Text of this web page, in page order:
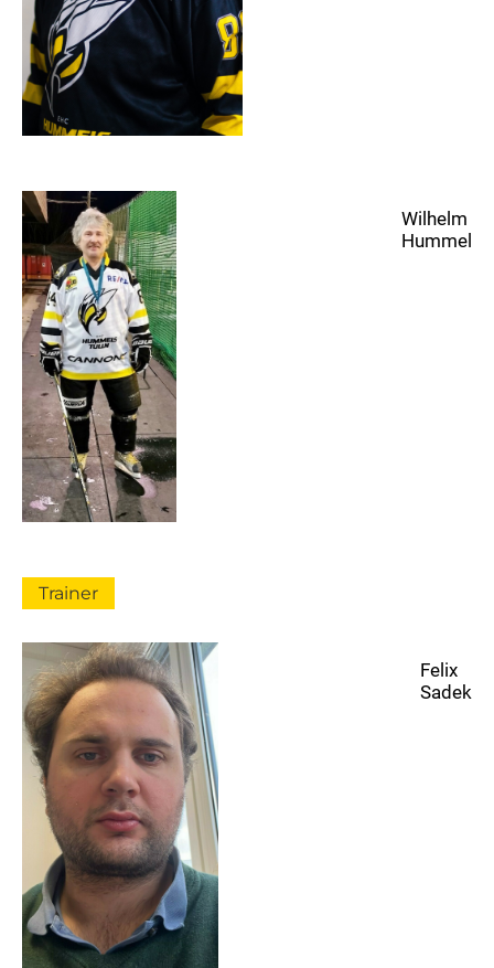
KM II / Senioren / Hobby / Monducks
Kader
Betreuer
Trainingszeiten
2020
Kader
Betreuer
Trainingszeiten
Wilhelm
Hummel
Trainer
Felix
Sadek